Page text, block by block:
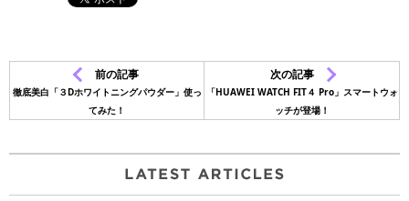
前の記事
徹底美白「３Dホワイトニングパウダー」使っ
てみた！
次の記事
「HUAWEI WATCH FIT４ Pro」スマートウォ
ッチが登場！